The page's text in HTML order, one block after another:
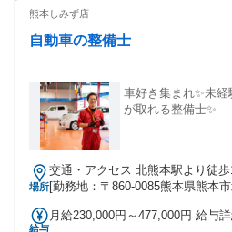
価・給与制度 のある会社で働き
￣￣￣￣￣ 配送ドライバー、ルー
け・ フォークリフト資格をお持
能です！
熊本しみず店
自動車の整備士
車好き集まれ✨未
が取れる整備士✨
場所
交通・アクセス 北熊本駅より徒歩
[勤務地：〒860-0085熊本県熊本
給与
月給230,000円～477,000円 給与